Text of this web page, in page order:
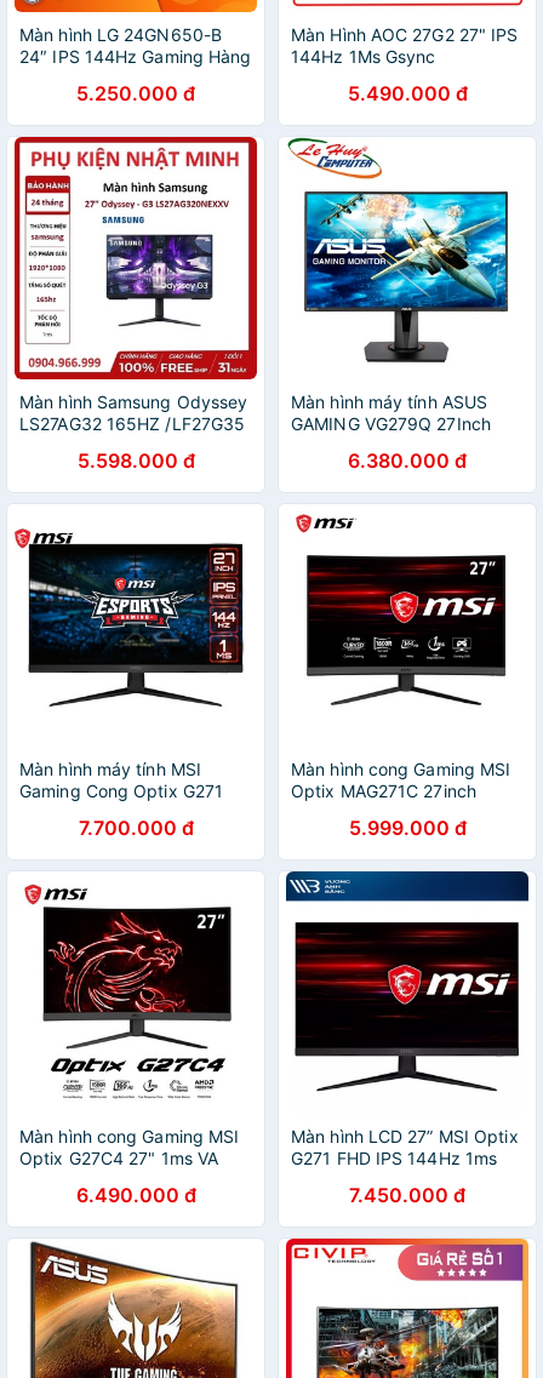
Màn hình LG 24GN650-B
24″ IPS 144Hz Gaming Hàng
5.250.000 đ
Màn Hình AOC 27G2 27" IPS
144Hz 1Ms Gsync
5.490.000 đ
Màn hình Samsung Odyssey
LS27AG32 165HZ /LF27G35
hình GAMING MỚI CHÍNH
HÃNG BH 24 THÁNG
5.598.000 đ
Màn hình máy tính ASUS
GAMING VG279Q 27Inch
6.380.000 đ
Màn hình máy tính MSI
Gaming Cong Optix G271
7.700.000 đ
Màn hình cong Gaming MSI
Optix MAG271C 27inch
FreeSync5.999.000 đ
Màn hình cong Gaming MSI
Optix G27C4 27" 1ms VA
6.490.000 đ
Màn hình LCD 27” MSI Optix
G271 FHD IPS 144Hz 1ms
7.450.000 đ